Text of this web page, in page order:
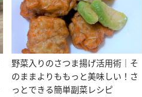
野菜入りのさつま揚げ活用術｜そ
のままよりももっと美味しい！さ
っとできる簡単副菜レシピ